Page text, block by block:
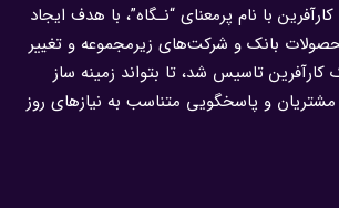
با نام پرمعنای “نـگاه”، با هدف ایجاد
بانک و شرکت‌های زیرمجموعه و تغییر
کارآفرین تاسیس شد، تا بتواند زمینه ساز
مشتریان و پاسخگویی متناسب به نیازهای روز